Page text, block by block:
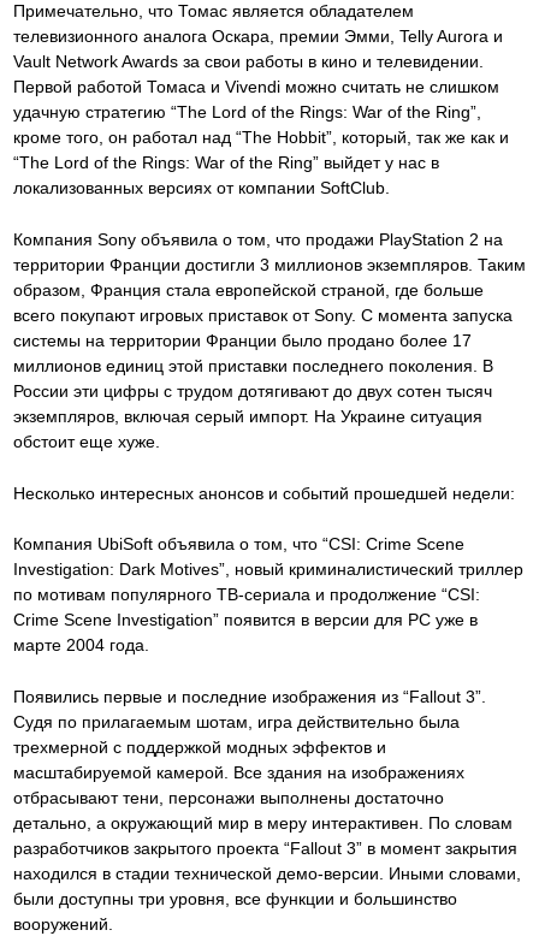
Примечательно, что Томас является обладателем
телевизионного аналога Оскара, премии Эмми, Telly Aurora и
Vault Network Awards за свои работы в кино и телевидении.
Первой работой Томаса и Vivendi можно считать не слишком
удачную стратегию “The Lord of the Rings: War of the Ring”,
кроме того, он работал над “The Hobbit”, который, так же как и
“The Lord of the Rings: War of the Ring” выйдет у нас в
локализованных версиях от компании SoftClub.
Компания Sony объявила о том, что продажи PlayStation 2 на
территории Франции достигли 3 миллионов экземпляров. Таким
образом, Франция стала европейской страной, где больше
всего покупают игровых приставок от Sony. С момента запуска
системы на территории Франции было продано более 17
миллионов единиц этой приставки последнего поколения. В
России эти цифры с трудом дотягивают до двух сотен тысяч
экземпляров, включая серый импорт. На Украине ситуация
обстоит еще хуже.
Несколько интересных анонсов и событий прошедшей недели:
Компания UbiSoft объявила о том, что “CSI: Crime Scene
Investigation: Dark Motives”, новый криминалистический триллер
по мотивам популярного ТВ-сериала и продолжение “CSI:
Crime Scene Investigation” появится в версии для PC уже в
марте 2004 года.
Появились первые и последние изображения из “Fallout 3”.
Судя по прилагаемым шотам, игра действительно была
трехмерной с поддержкой модных эффектов и
масштабируемой камерой. Все здания на изображениях
отбрасывают тени, персонажи выполнены достаточно
детально, а окружающий мир в меру интерактивен. По словам
разработчиков закрытого проекта “Fallout 3” в момент закрытия
находился в стадии технической демо-версии. Иными словами,
были доступны три уровня, все функции и большинство
вооружений.